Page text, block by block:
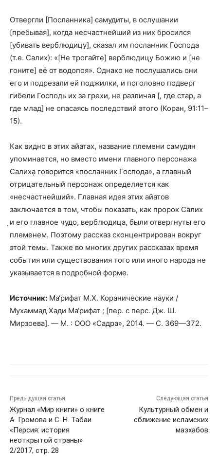
Отвергли [Посланника] самудиты, в ослушании
[пребывая], когда несчастнейший из них бросился
[убивать верблюдицу], сказал им посланник Господа
(т.е. Салих): «[Не трогайте] верблюдицу Божию и [не
гоните] её от водопоя». Однако не послушались они
его и подрезали ей поджилки, и поголовно подверг
гибели Господь их за грехи, не различая [, где стар, а
где млад] не опасаясь последствий этого (Коран, 91:11–
15).
Как видно в этих айатах, название племени самудян
упоминается, но вместо имени главного персонажа
Салиха̣ говорится «посланник Господа», а главный
отрицательный персонаж определяется как
«несчастнейший». Главная идея этих айатов
заключается в том, чтобы показать, как пророк Сāлих
̣и его главное чудо, верблюдица, были отвергнуты его
племенем. Поэтому рассказ сконцентрирован вокруг
этой темы. Также во многих других рассказах время
события или существования того или иного народа не
указывается в подробной форме.
Источник: Ма‘рифат М.Х. Коранические науки /
Мухаммад Хади Ма‘рифат ; [пер. с перс. Дж. Ш.
Мирзоева]. — М. : ООО «Садра», 2014. — С. 369—372.
Предыдущая статья
Журнал «Мир книги» о книге
А. Громова и С. Н. Табаи
«Персия: история
неоткрытой страны»
2/2017, стр. 28
Следующая статья
Культурный обмен и
сближение исламских
мазхабов